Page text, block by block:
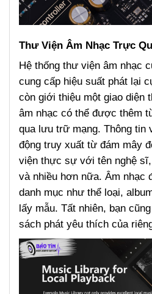
Thư Viện Âm Nhạc Trực
Hệ thống thư viện âm nhạc
cung cấp hiệu suất phát lại
còn giới thiệu một giao diện
âm nhạc có thể được thêm
qua lưu trữ mạng. Thông tin
động truy xuất từ đám mây
viện thực sự với tên nghệ
và nhiều hơn nữa. Âm nhạc
danh mục như thể loại,
lấy mẫu. Tất nhiên, bạn
sách phát yêu thích của